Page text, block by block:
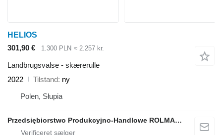
HELIOS
301,90 €
1.300 PLN ≈ 2.257 kr.
Landbrugsvalse - skærerulle
2022
Tilstand ny
Polen, Słupia
Przedsiębiorstwo Produkcyjno-Handlowe ROLMAPOL Marcin Dziekan